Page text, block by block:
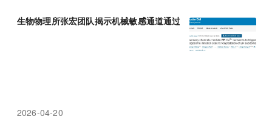
生物物理所张宏团队揭示机械敏感通道通过 信号与相分离启动自
2026-04-20